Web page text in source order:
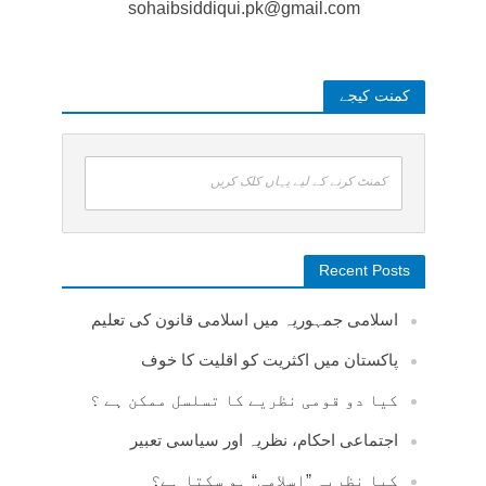
sohaibsiddiqui.pk@gmail.com
کمنت کیجے
کمنٹ کرنے کے لیے یہاں کلک کریں
Recent Posts
اسلامی جمہوریہ میں اسلامی قانون کی تعلیم
پاکستان میں اکثریت کو اقلیت کا خوف
کیا دو قومی نظریے کا تسلسل ممکن ہے ؟
اجتماعی احکام، نظریہ اور سیاسی تعبیر
کیا نظریہ ”اسلامی“ ہو سکتا ہے؟